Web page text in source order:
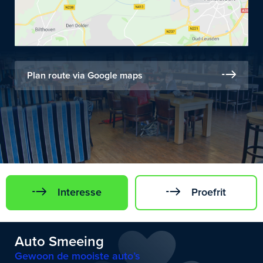
Plan route via Google maps
Interesse Proefrit
Auto Smeeing
Gewoon de mooiste auto’s